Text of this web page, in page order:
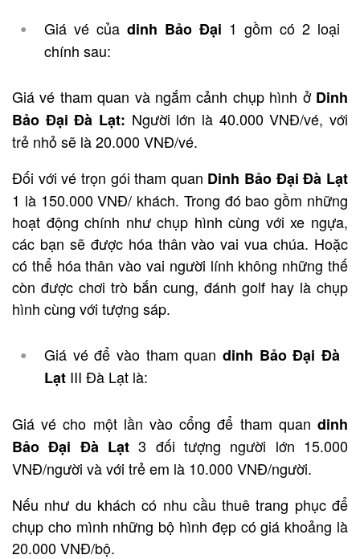
Giá vé của dinh Bảo Đại 1 gồm có 2 loại
chính sau:
Giá vé tham quan và ngắm cảnh chụp hình ở Dinh
Bảo Đại Đà Lạt: Người lớn là 40.000 VNĐ/vé, với
trẻ nhỏ sẽ là 20.000 VNĐ/vé.
Đối với vé trọn gói tham quan Dinh Bảo Đại Đà Lạt
1 là 150.000 VNĐ/ khách. Trong đó bao gồm những
hoạt động chính như chụp hình cùng với xe ngựa,
các bạn sẽ được hóa thân vào vai vua chúa. Hoặc
có thể hóa thân vào vai người lính không những thế
còn được chơi trò bắn cung, đánh golf hay là chụp
hình cùng với tượng sáp.
Giá vé để vào tham quan dinh Bảo Đại Đà
Lạt III Đà Lạt là:
Giá vé cho một lần vào cổng để tham quan dinh
Bảo Đại Đà Lạt3 đối tượng người lớn 15.000
VNĐ/người và với trẻ em là 10.000 VNĐ/người.
Nếu như du khách có nhu cầu thuê trang phục để
chụp cho mình những bộ hình đẹp có giá khoảng là
20.000 VNĐ/bộ.